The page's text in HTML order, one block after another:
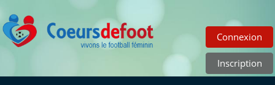
Connexion
Inscription